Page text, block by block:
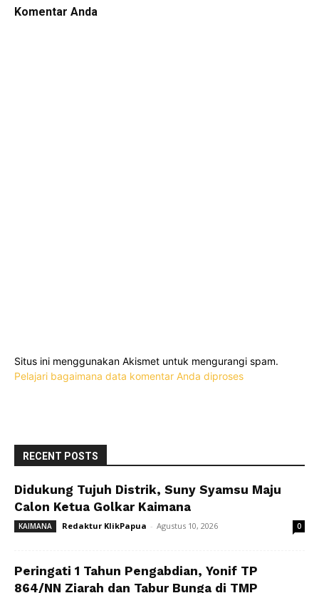
Komentar Anda
Situs ini menggunakan Akismet untuk mengurangi spam.
Pelajari bagaimana data komentar Anda diproses
RECENT POSTS
Didukung Tujuh Distrik, Suny Syamsu Maju
Calon Ketua Golkar Kaimana
KAIMANA Redaktur KlikPapua - Agustus 10, 2026 0
Peringati 1 Tahun Pengabdian, Yonif TP
864/NN Ziarah dan Tabur Bunga di TMP